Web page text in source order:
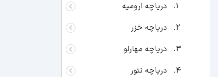
دریاچه ارومیه
دریاچه خزر
دریاچه مهارلو
دریاچه نئور